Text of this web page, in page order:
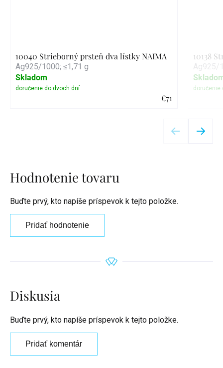
10040 Strieborný prsteň dva lístky NAIMA
Ag925/1000; ≤1,71 g
€71
Skladom
10138
Hodnotenie tovaru
Buďte prvý, kto napíše príspevok k tejto položke.
Pridať hodnotenie
Diskusia
Buďte prvý, kto napíše príspevok k tejto položke.
Pridať komentár